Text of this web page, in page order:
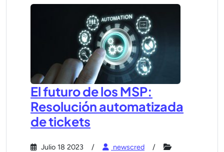
El futuro de los MSP:
Resolución automatizada
de tickets
Julio 18 2023
newscred